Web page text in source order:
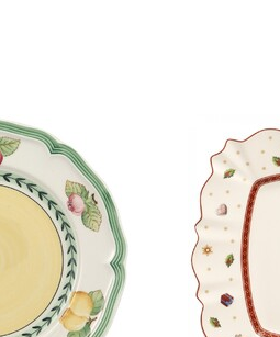
1
Чашка для чая 0.14 л
420 ₽